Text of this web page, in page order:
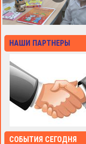
НАШИ ПАРТНЕРЫ
СОБЫТИЯ СЕГОДНЯ